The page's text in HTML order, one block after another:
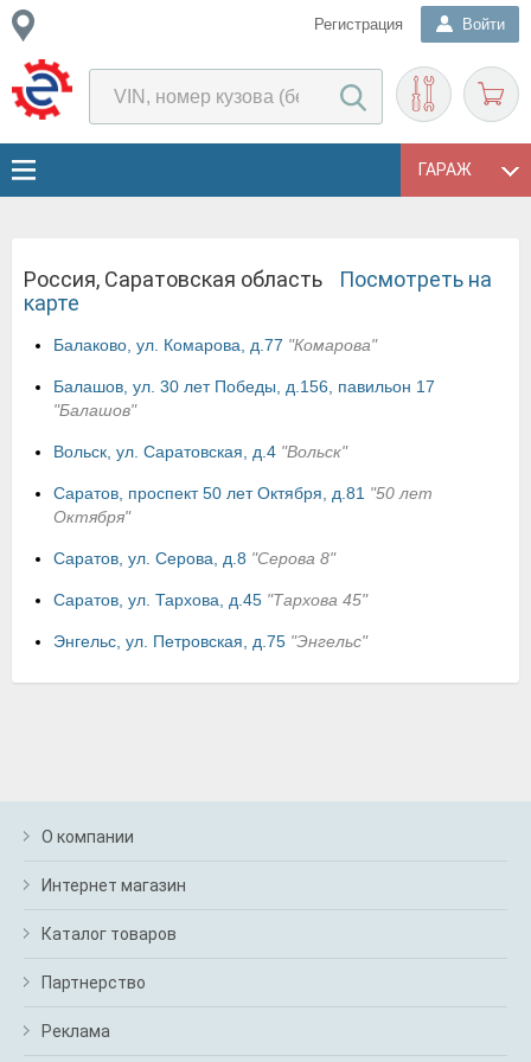
Регистрация Войти
ГАРАЖ
Россия, Саратовская область
Посмотреть на
карте
Балаково, ул. Комарова, д.77 "Комарова"
Балашов, ул. 30 лет Победы, д.156, павильон 17
"Балашов"
Вольск, ул. Саратовская, д.4 "Вольск"
Саратов, проспект 50 лет Октября, д.81 "50 лет
Октября"
Саратов, ул. Серова, д.8 "Серова 8"
Саратов, ул. Тархова, д.45 "Тархова 45"
Энгельс, ул. Петровская, д.75 "Энгельс"
О компании
Интернет магазин
Каталог товаров
Партнерство
Реклама